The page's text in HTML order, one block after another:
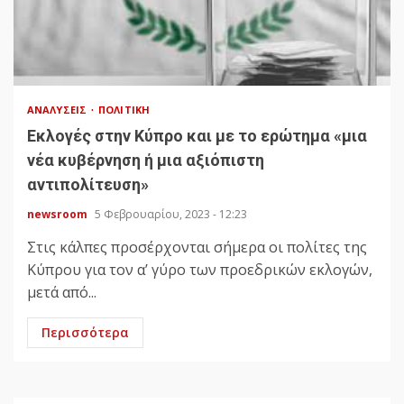
ΑΝΑΛΎΣΕΙΣ ΠΟΛΙΤΙΚΉ
Εκλογές στην Κύπρο και με το ερώτημα «μια
νέα κυβέρνηση ή μια αξιόπιστη
αντιπολίτευση»
newsroom 5 Φεβρουαρίου, 2023 - 12:23
Στις κάλπες προσέρχονται σήμερα οι πολίτες της
Κύπρου για τον α’ γύρο των προεδρικών εκλογών,
μετά από...
Περισσότερα